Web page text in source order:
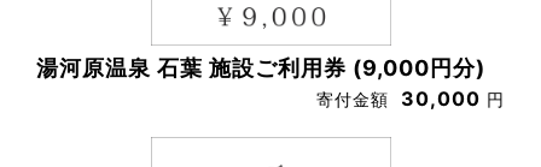
湯河原温泉 石葉 施設ご利用券 (9,000円分)
寄付金額 30,000 円